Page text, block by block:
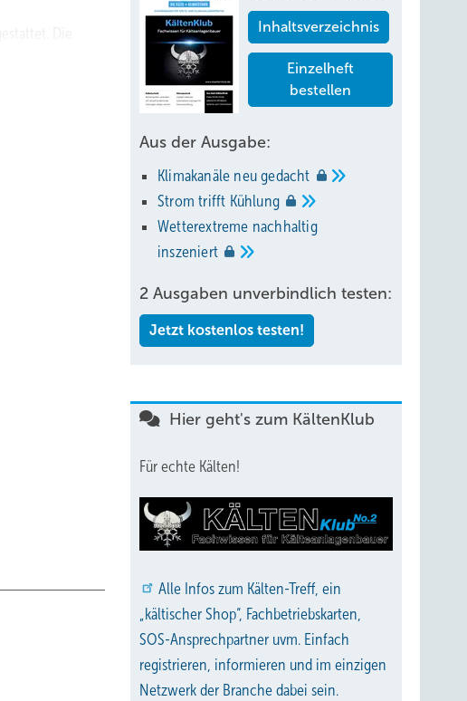
Inhaltsverzeichnis
Einzelheft
bestellen
Aus der Ausgabe:
Klimakanäle neugedacht
Strom trifft Kühlung
Wetterextreme nachhaltig
inszeniert
2 Ausgaben unverbindlich testen:
Jetzt kostenlos testen!
Hier geht's zum KältenKlub
Für echte Kälten!
Alle Infos zum Kälten-Treff, ein
„kältischer Shop“, Fachbetriebskarten,
SOS-Ansprechpartner uvm. Einfach
registrieren, informieren und im einzigen
Netzwerk der Branche dabei sein.